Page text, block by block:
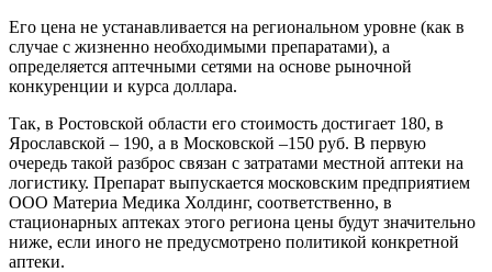
Его цена не устанавливается на региональном уровне (как в
случае с жизненно необходимыми препаратами), а
определяется аптечными сетями на основе рыночной
конкуренции и курса доллара.
Так, в Ростовской области его стоимость достигает 180, в
Ярославской – 190, а в Московской –150 руб. В первую
очередь такой разброс связан с затратами местной аптеки на
логистику. Препарат выпускается московским предприятием
ООО Материа Медика Холдинг, соответственно, в
стационарных аптеках этого региона цены будут значительно
ниже, если иного не предусмотрено политикой конкретной
аптеки.